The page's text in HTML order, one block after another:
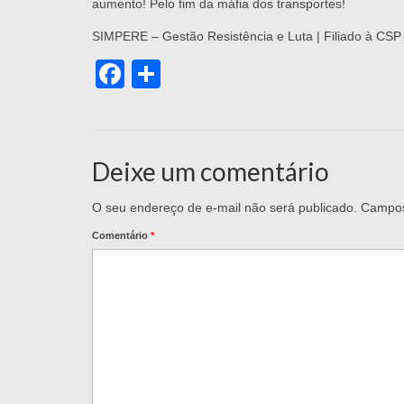
aumento! Pelo fim da máfia dos transportes!
SIMPERE – Gestão Resistência e Luta | Filiado à
Facebook
Deixe um comentário
O seu endereço de e-mail não será publicado.
Comentário *